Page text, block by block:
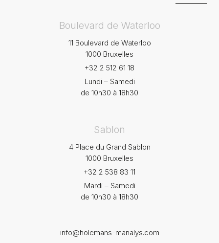
Boulevard de Waterloo
11 Boulevard de Waterloo
1000 Bruxelles
+32 2 512 61 18
Lundi – Samedi
de 10h30 à 18h30
Sablon
4 Place du Grand Sablon
1000 Bruxelles
+32 2 538 83 11
Mardi – Samedi
de 10h30 à 18h30
info@holemans-manalys.com